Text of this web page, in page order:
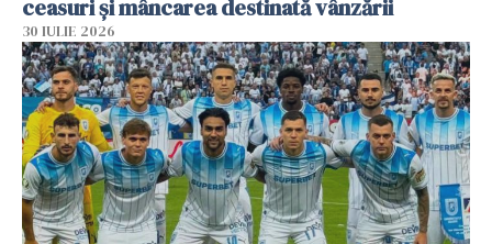
ceasuri și mâncarea destinată vânzării
30 IULIE 2026